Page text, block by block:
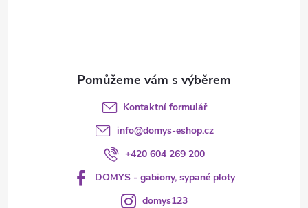
Kontaktní formulář
info@domys-eshop.cz
+420 604 269 200
DOMYS - gabiony, sypané ploty
domys123